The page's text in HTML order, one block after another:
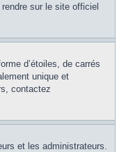
sur le site officiel
d’étoiles, de carrés
unique et
contactez
et les administrateurs.